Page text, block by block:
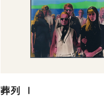
葬列 Ⅰ